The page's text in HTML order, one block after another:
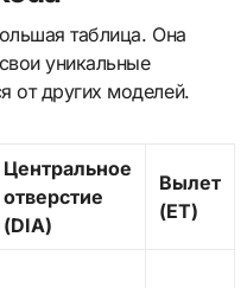
таблица. Она
уникальные
от других моделей.
Центральное
отверстие
(DIA)
Вылет
(ET)